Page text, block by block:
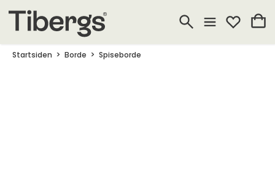
Startsiden Borde Spiseborde